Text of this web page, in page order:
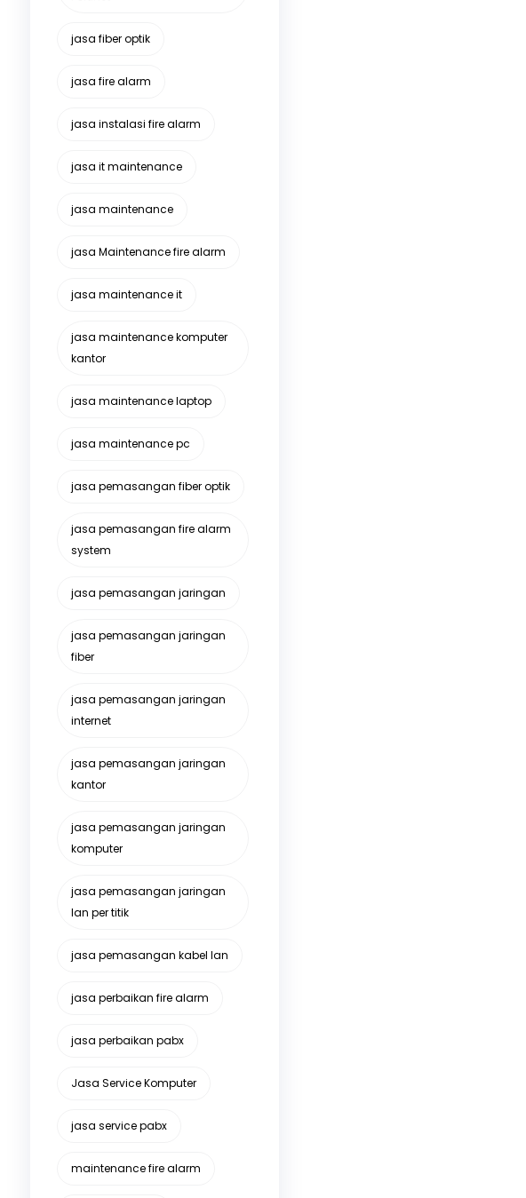
jasa fiber optik
jasa fire alarm
jasa instalasi fire alarm
jasa it maintenance
jasa maintenance
jasa Maintenance fire alarm
jasa maintenance it
jasa maintenance komputer
kantor
jasa maintenance laptop
jasa maintenance pc
jasa pemasangan fiber optik
jasa pemasangan fire alarm
system
jasa pemasangan jaringan
jasa pemasangan jaringan
fiber
jasa pemasangan jaringan
internet
jasa pemasangan jaringan
kantor
jasa pemasangan jaringan
komputer
jasa pemasangan jaringan
lan per titik
jasa pemasangan kabel lan
jasa perbaikan fire alarm
jasa perbaikan pabx
Jasa Service Komputer
jasa service pabx
maintenance fire alarm